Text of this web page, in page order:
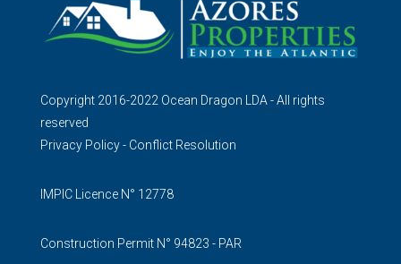
Copyright 2016-2022 Ocean Dragon LDA - All rights
reserved
Privacy Policy- Conflict Resolution
IMPIC Licence N° 12778
Construction Permit N° 94823 - PAR